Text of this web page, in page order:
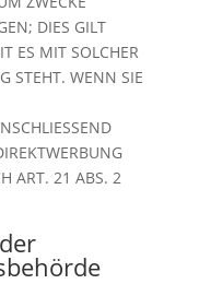
DIES GILT
ES MIT SOLCHER
STEHT. WENN SIE
ART. 21 ABS. 2